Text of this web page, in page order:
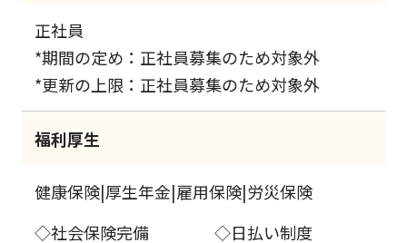
正社員
*期間の定め：正社員募集のため対象外
*更新の上限：正社員募集のため対象外
福利厚生
健康保険|厚生年金|雇用保険|労災保険
◇社会保険完備 ◇日払い制度